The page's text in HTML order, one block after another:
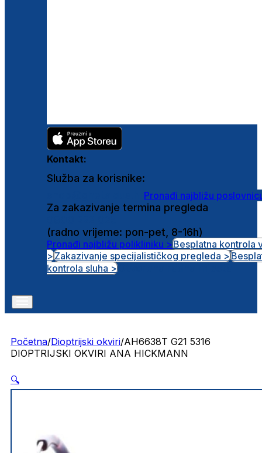
Kontakt:
Služba za korisnike:
Pronađi najbližu
Za zakazivanje termina pregleda
(radno vrijeme: pon-pet, 8-16h)
Pronađi najbližu polikliniku >Besplatna kontrola
>Zakazivanje specijalističkog pregleda >
kontrola sluha >
Početna/Dioptrijski okviri/AH6638T G21 5316
DIOPTRIJSKI OKVIRI ANA HICKMANN
🔍